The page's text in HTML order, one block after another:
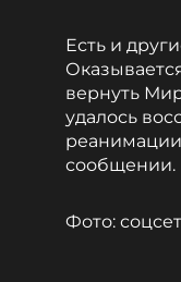
Есть и
вернуть
удалось
сообщении.
Фото: